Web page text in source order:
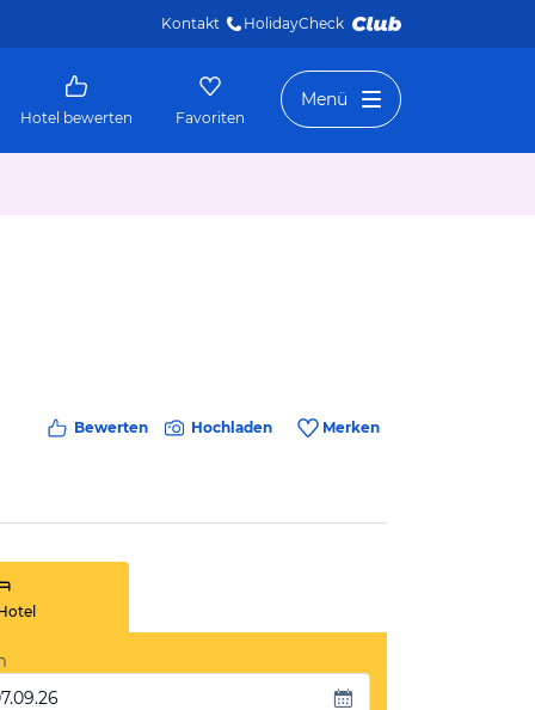
Kontakt HolidayCheck
Hotel bewerten Favoriten
Menü
Bewerten Hochladen Merken